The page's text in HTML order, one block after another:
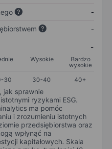
-
-
-
Wysokie
Bardzo
wysokie
30 30-40 40+
jak sprawnie
ryzykami ESG.
ma pomóc
i zrozumieniu istotnych
przedsiębiorstwa oraz
wpłynąć na
kapitałowych. Skala